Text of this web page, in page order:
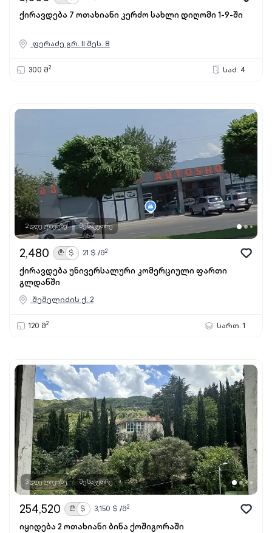
ქირავდება 7 ოთახიანი კერძო სახლი დიღომი 1-9-ში
ფერაძე გრ. II შეს. 8
300 მ2 საძ. 4
2 დღე ლივოზე მესაკუთრე
2,480 ₾ $ 21 $ /მ2
ქირავდება უნივერსალური კომერციული ფართი
გლდანში
შეშელიძის ქ. 2
120 მ2 სართ. 1
3 დღე ლივოზე მესაკუთრე
254,520 ₾ $ 3,150 $ /მ2
იყიდება 2 ოთახიანი ბინა ქოშიგორაში